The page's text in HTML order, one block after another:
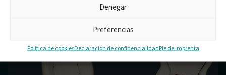
Denegar
Preferencias
Política de cookiesDeclaración de confidencialidadPie de imprenta